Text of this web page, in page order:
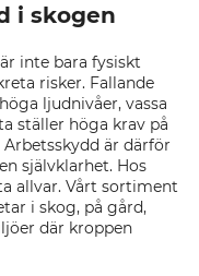
i skogen
inte bara fysiskt
risker. Fallande
ljudnivåer, vassa
ställer höga krav på
är därför
självklarhet. Hos
allvar. Vårt sortiment
i skog, på gård,
där kroppen